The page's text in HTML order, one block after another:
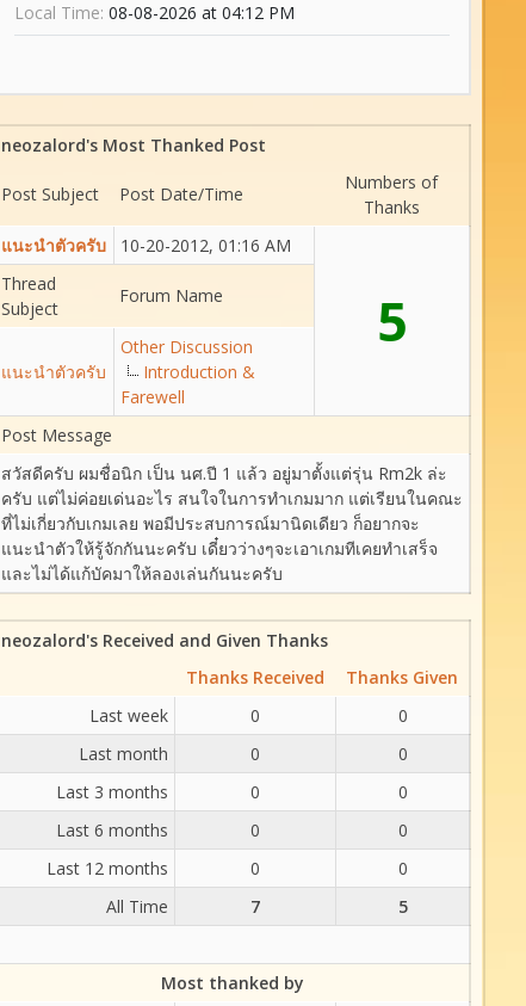
Local Time: 08-08-2026 at 04:12 PM
neozalord's Most Thanked Post
Post Subject Post Date/Time
Numbers of
Thanks
แนะนำตัวครับ
10-20-2012, 01:16 AM
5
Thread
Subject
Forum Name
แนะนำตัวครับ
Other Discussion
Introduction &
Farewell
Post Message
สวัสดีครับ ผมชื่อนิก เป็น นศ.ปี 1 แล้ว อยู่มาตั้งแต่รุ่น Rm2k ล่ะ
ครับ แต่ไม่ค่อยเด่นอะไร สนใจในการทำเกมมาก แต่เรียนในคณะ
ที่ไม่เกี่ยวกับเกมเลย พอมีประสบการณ์มานิดเดียว ก็อยากจะ
แนะนำตัวให้รู้จักกันนะครับ เดี๋ยวว่างๆจะเอาเกมทีเคยทำเสร็จ
และไม่ได้แก้บัคมาให้ลองเล่นกันนะครับ
neozalord's Received and Given Thanks
Thanks Received
Thanks Given
Last week
0
0
Last month
0
0
Last 3 months
0
0
Last 6 months
0
0
Last 12 months
0
0
All Time
7 5
Most thanked by